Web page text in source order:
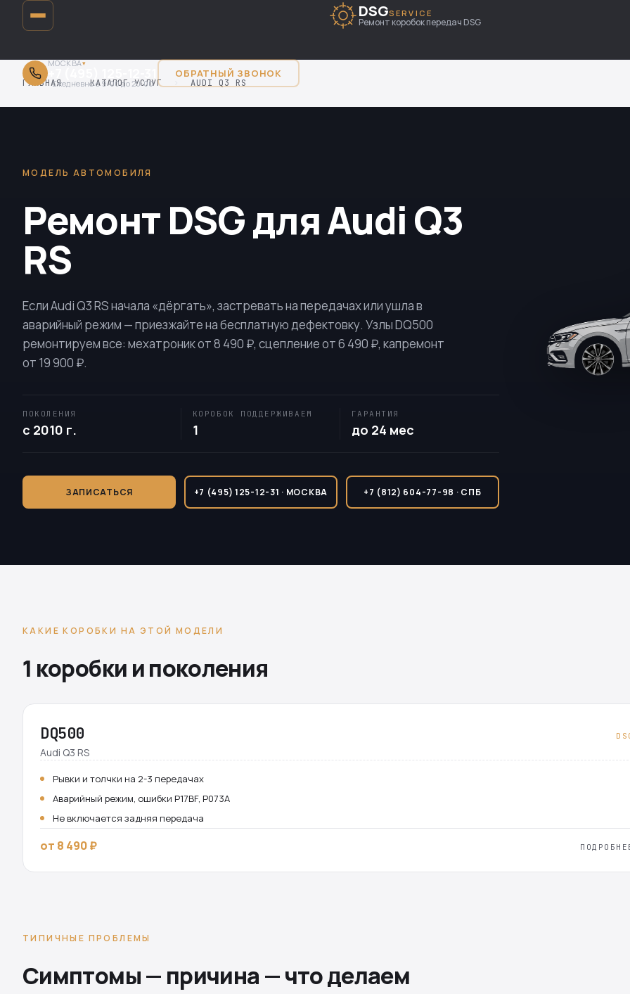
DSGSERVICE
Ремонт коробок передач DSG
МОСКВА▾
Ежедневно с 9:00 до 20:00
ОБРАТНЫЙ ЗВОНОК
ГЛАВНАЯ › КАТАЛОГ УСЛУГ AUDI Q3 RS
МОДЕЛЬ АВТОМОБИЛЯ
Ремонт DSG для Audi Q3
RS
Если Audi Q3 RS начала «дёргать», застревать на передачах или ушла в
аварийный режим — приезжайте на бесплатную дефектовку. УзлыDQ500
ремонтируем все: мехатроник от 8 490 ₽, сцепление от 6 490 ₽, капремонт
от 19 900 ₽.
ПОКОЛЕНИЯ
с 2010 г.
КОРОБОК ПОДДЕРЖИВАЕМ
1
ГАРАНТИЯ
до 24 мес
ЗАПИСАТЬСЯ +7 (495) 125-12-31 · МОСКВА +7 (812) 604-77-98 · СПБ
КАКИЕ КОРОБКИ НА ЭТОЙ МОДЕЛИ
1 коробки и поколения
DQ500
Audi Q3 RS
Рывки и толчки на 2-3 передачах
Аварийный режим, ошибки P17BF, P073A
Не включается задняя передача
от 8 490 ₽
ТИПИЧНЫЕ ПРОБЛЕМЫ
Симптомы — причина — что делаем